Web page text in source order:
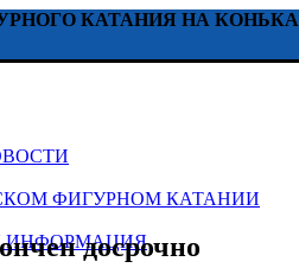
КАТАНИЯ НА
ФИГУРНОМ КАТАНИИ
ИНФОРМАЦИЯ
досрочно